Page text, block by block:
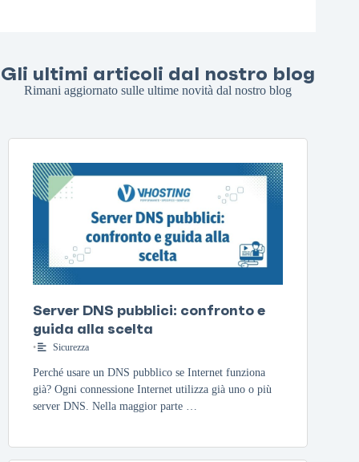
Gli ultimi articoli dal nostro blog
Rimani aggiornato sulle ultime novità dal nostro blog
Server DNS pubblici: confronto e
guida alla scelta
• Sicurezza
Perché usare un DNS pubblico se Internet funziona
già? Ogni connessione Internet utilizza già uno o più
server DNS. Nella maggior parte …